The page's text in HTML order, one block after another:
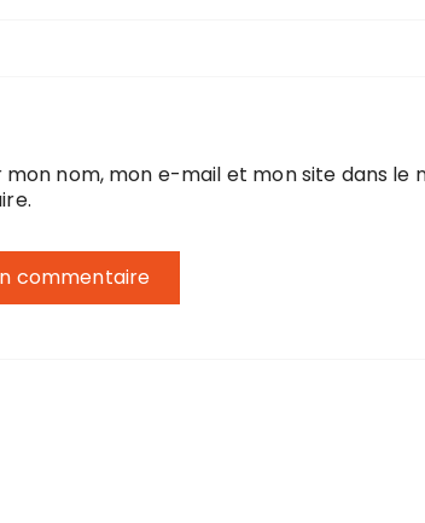
mon nom, mon e-mail et mon site dans le